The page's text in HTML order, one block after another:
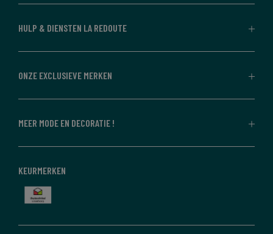
HULP & DIENSTEN LA REDOUTE
ONZE EXCLUSIEVE MERKEN
MEER MODE EN DECORATIE !
KEURMERKEN